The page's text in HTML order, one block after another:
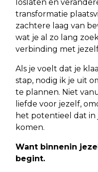
loslaten en
transformatie
zachtere laag van
wat je al zo lang
verbinding met
Als je voelt dat je
stap, nodig ik je uit
te plannen. Niet
liefde voor jezelf,
het potentieel dat
komen.
Want binnenin
begint.